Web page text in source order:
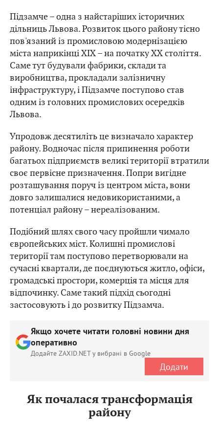
Підзамче – одна з найстаріших історичних
дільниць Львова. Розвиток цього району тісно
пов'язаний із промисловою модернізацією
міста наприкінці XIX – на початку XX століття.
Саме тут будували фабрики, склади та
виробництва, прокладали залізничну
інфраструктуру, і Підзамче поступово став
одним із головних промислових осередків
Львова.
Упродовж десятиліть це визначало характер
району. Водночас після припинення роботи
багатьох підприємств великі території втратили
своє первісне призначення. Попри вигідне
розташування поруч із центром міста, вони
довго залишалися недовикористаними, а
потенціал району – нереалізованим.
Подібний шлях свого часу пройшли чимало
європейських міст. Колишні промислові
території там поступово перетворювали на
сучасні квартали, де поєднуються житло, офіси,
громадські простори, комерція та місця для
відпочинку. Саме такий підхід сьогодні
застосовують і до розвитку Підзамча.
Якщо хочете читати головні новини дня
оперативно
Додайте ZAXID.NET у вибрані в Google
Додати
Як почалася трансформація
району